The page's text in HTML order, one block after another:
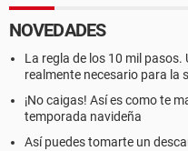
NOVEDADES
La regla de los 10 mil
realmente necesario para la
¡No caigas! Así es como te
temporada navideña
Así puedes tomarte un